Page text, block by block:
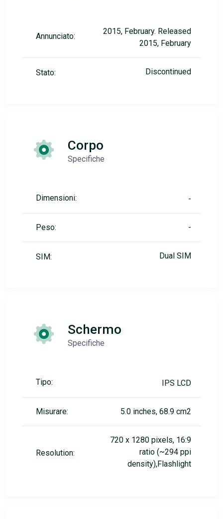
Annunciato:
2015, February. Released
2015, February
Stato: Discontinued
Corpo
Specifiche
Dimensioni: -
Peso: -
SIM: Dual SIM
Schermo
Specifiche
Tipo: IPS LCD
Misurare: 5.0 inches, 68.9 cm2
Resolution:
720 x 1280 pixels, 16:9
ratio (~294 ppi
density),Flashlight